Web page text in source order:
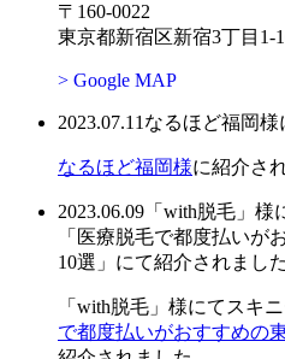
〒160-0022
東京都新宿区新宿3丁目1-
> Google MAP
2023.07.11 なるほど福岡様
なるほど福岡様に紹介さ
2023.06.09 「with脱毛」
「医療脱毛で都度払いが
10選」にて紹介されました
「with脱毛」様にてスキ
で都度払いがおすすめの